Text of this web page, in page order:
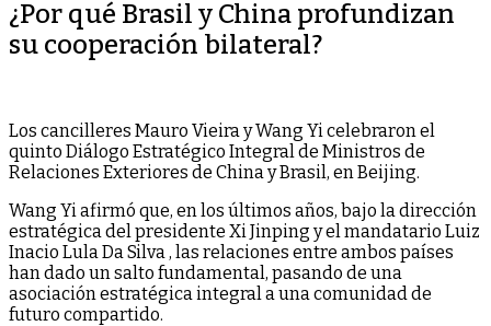
¿Por qué Brasil y China profundizan
su cooperación bilateral?
Los cancilleres Mauro Vieira y Wang Yi celebraron el
quinto Diálogo Estratégico Integral de Ministros de
Relaciones Exteriores de China y Brasil, en Beijing.
Wang Yi afirmó que, en los últimos años, bajo la dirección
estratégica del presidente Xi Jinping y el mandatario Luiz
Inacio Lula Da Silva , las relaciones entre ambos países
han dado un salto fundamental, pasando de una
asociación estratégica integral a una comunidad de
futuro compartido.